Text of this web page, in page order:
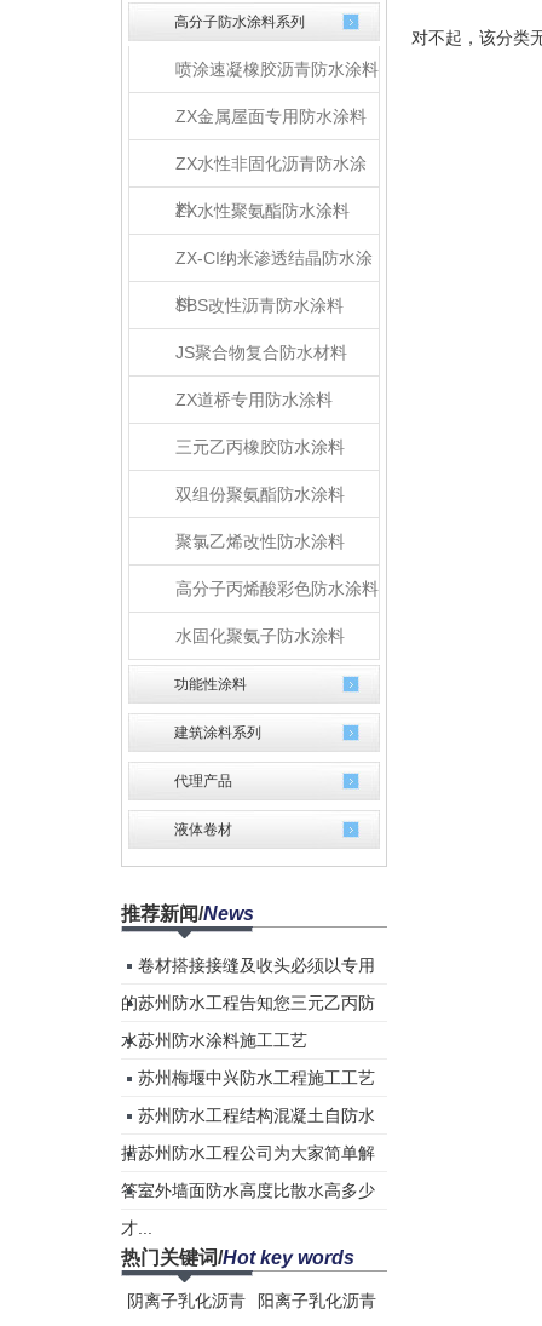
高分子防水涂料系列
喷涂速凝橡胶沥青防水涂料
ZX金属屋面专用防水涂料
ZX水性非固化沥青防水涂
料
ZX水性聚氨酯防水涂料
ZX-CI纳米渗透结晶防水涂
料
SBS改性沥青防水涂料
JS聚合物复合防水材料
ZX道桥专用防水涂料
三元乙丙橡胶防水涂料
双组份聚氨酯防水涂料
聚氯乙烯改性防水涂料
高分子丙烯酸彩色防水涂料
水固化聚氨子防水涂料
功能性涂料
建筑涂料系列
代理产品
液体卷材
推荐新闻/News
卷材搭接接缝及收头必须以专用
的...苏州防水工程告知您三元乙丙防
水...苏州防水涂料施工工艺
苏州梅堰中兴防水工程施工工艺
苏州防水工程结构混凝土自防水
措...苏州防水工程公司为大家简单解
答...室外墙面防水高度比散水高多少
才...
热门关键词/Hot key words
阴离子乳化沥青 阳离子乳化沥青
对不起，该分类